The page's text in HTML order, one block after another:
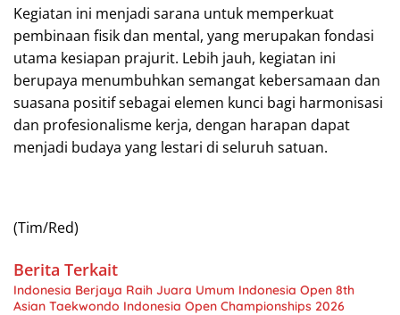
Kegiatan ini menjadi sarana untuk memperkuat
pembinaan fisik dan mental, yang merupakan fondasi
utama kesiapan prajurit. Lebih jauh, kegiatan ini
berupaya menumbuhkan semangat kebersamaan dan
suasana positif sebagai elemen kunci bagi harmonisasi
dan profesionalisme kerja, dengan harapan dapat
menjadi budaya yang lestari di seluruh satuan.
(Tim/Red)
Berita Terkait
Indonesia Berjaya Raih Juara Umum Indonesia Open 8th
Asian Taekwondo Indonesia Open Championships 2026